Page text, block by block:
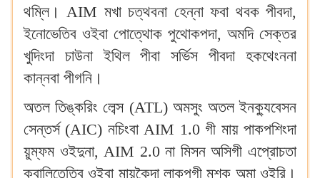
থম্লি‍। AIM মখা চত্থবনা হেন্না ফবা থবক পীবদা,
ইনোভেতিব ওইবা পোত্থোক পুথোকপদা, অমদি সেক্তর
খুদিংদা চাউনা ইথিল পীবা সর্ভিস পীবদা হকথেংননা
কান্নবা পীগনি‍।
অতল তিঙ্করিং লেব্স (ATL) অমসুং অতল ইনক্যুবেসন
সেন্তর্স (AIC) নচিংবা AIM 1.0 গী মায় পাকপশিংদা
য়ুম্ফম ওইদুনা, AIM 2.0 না মিসন অসিগী এপ্রোচতা
ক্বালিতেতিব ওইবা মায়কৈদা লাকপগী মশক অমা ওইরি‍।